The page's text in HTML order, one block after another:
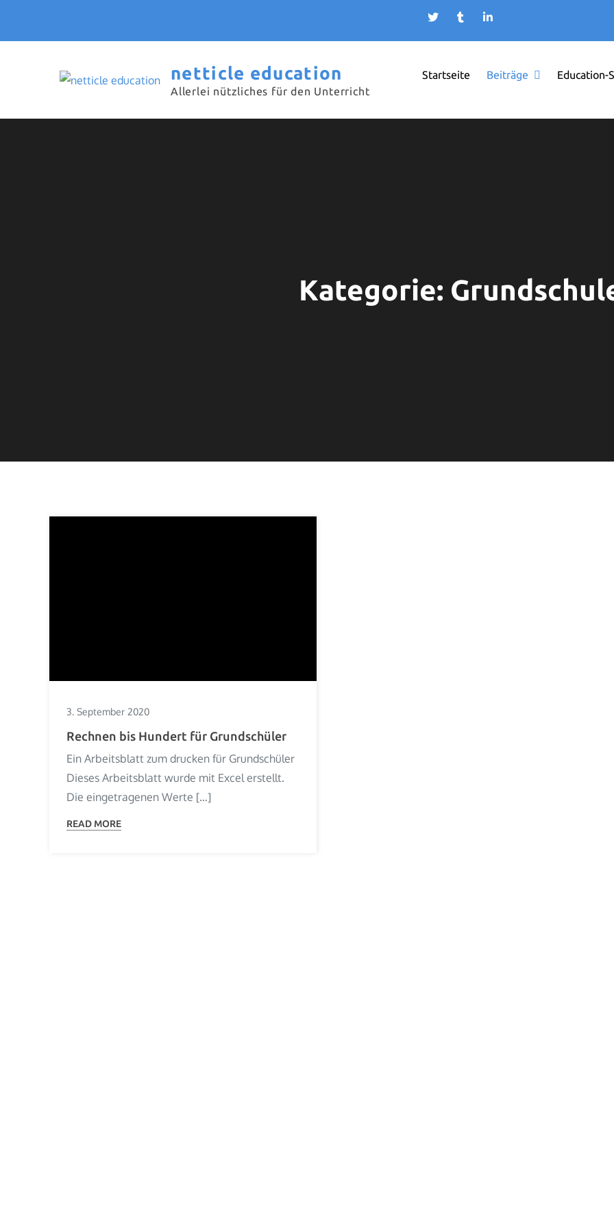
netticle education
Allerlei nützliches für den Unterricht
Startseite Beiträge Education-
Kategorie:
3. September 2020
Rechnen bis Hundert für Grundschüler
Ein Arbeitsblatt zum drucken für Grundschüler
Dieses Arbeitsblatt wurde mit Excel erstellt.
Die eingetragenen Werte […]
READ MORE